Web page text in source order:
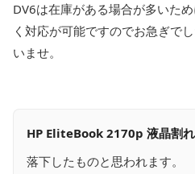
DV6は在庫がある場合が多いた
く対応が可能ですのでお急ぎで
いませ。
HP EliteBook 2170p 液晶割れ
落下したものと思われます。